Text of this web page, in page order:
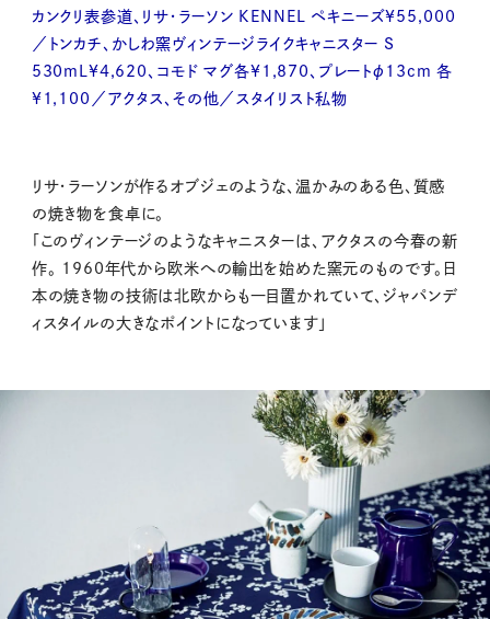
カンクリ表参道、リサ・ラーソン KENNEL ペキニーズ¥55,000
／トンカチ、かしわ窯ヴィンテージライクキャニスター S
530mL¥4,620、コモド マグ各¥1,870、プレートφ13cm 各
¥1,100／アクタス、その他／スタイリスト私物
リサ・ラーソンが作るオブジェのような、温かみのある色、質感
の焼き物を食卓に。
「このヴィンテージのようなキャニスターは、アクタスの今春の新
作。 1960年代から欧米への輸出を始めた窯元のものです。日
本の焼き物の技術は北欧からも一目置かれていて、ジャパンデ
ィスタイルの大きなポイントになっています」